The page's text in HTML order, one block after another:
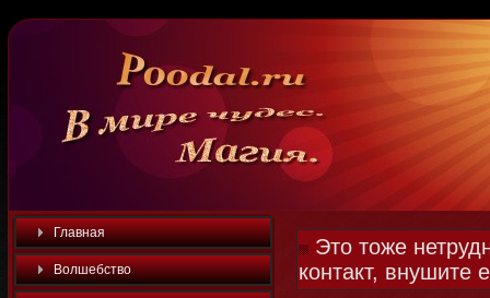
Главная
Волшебство
Это тоже
контакт, внушите